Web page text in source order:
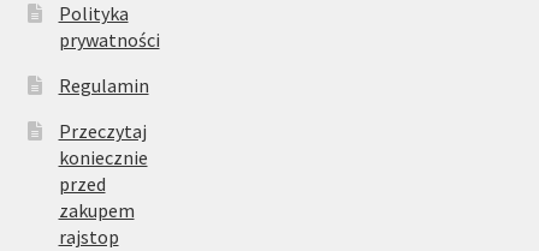
Polityka
prywatności
Regulamin
Przeczytaj
koniecznie
przed
zakupem
rajstop